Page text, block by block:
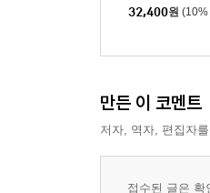
제1장 사회적 처
제2절 개방처우의
제1절 지역사회교
제2절 중간처우
32,400원 (10%
만든 이 코멘트
저자, 역자, 편집자
접수된 글은 확